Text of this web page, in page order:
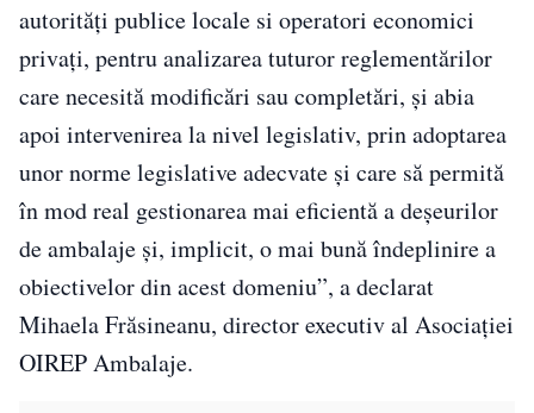
autorități publice locale si operatori economici
privați, pentru analizarea tuturor reglementărilor
care necesită modificări sau completări, și abia
apoi intervenirea la nivel legislativ, prin adoptarea
unor norme legislative adecvate și care să permită
în mod real gestionarea mai eficientă a deșeurilor
de ambalaje și, implicit, o mai bună îndeplinire a
obiectivelor din acest domeniu”, a declarat
Mihaela Frăsineanu, director executiv al Asociației
OIREP Ambalaje.